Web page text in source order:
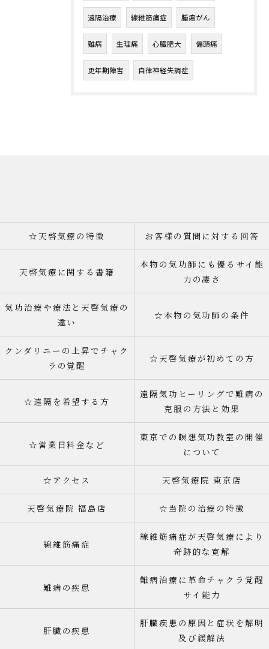
遠隔治療 線維筋痛症 腫瘍がん
難病 生理痛 心臓肥大 偏頭痛
更年期障害 自律神経失調症
☆天啓気療の特徴 お客様の質問に対する回答
天啓気療に関する書籍
本物の気功師にも優るサイ能
力の凄さ
気功治療や療法と天啓気療の
違い
☆本物の気功師の条件
クンダリニーの上昇でチャク
ラの覚醒
☆天啓気療が初めての方
☆遠隔を希望する方
遠隔気功ヒーリングで難病の
克服の方法と効果
☆営業日料金など
東京での瞑想気功教室の開催
について
☆アクセス 天啓気療院 東京店
天啓気療院 福島店 ☆当院の治療の特徴
線維筋痛症
線維筋痛症が天啓気療により
奇跡的な寛解
難病の疾患
難病治療に革命チャクラ覚醒
サイ能力
肝臓の疾患
肝臓疾患の原因と症状を解明
及び緩解法